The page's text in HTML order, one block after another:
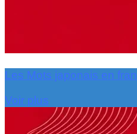
Les Mots japonais en
Voir plus